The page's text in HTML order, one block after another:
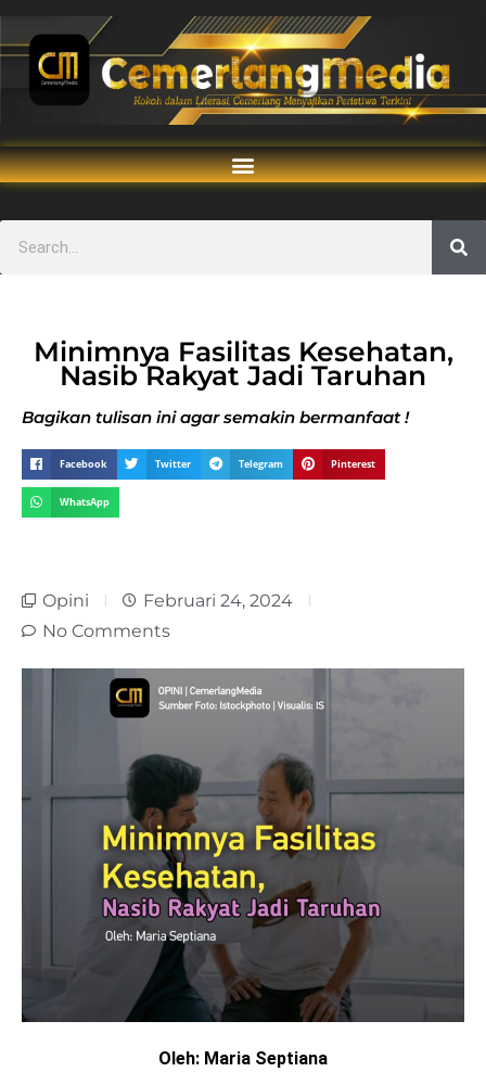
Minimnya Fasilitas Kesehatan,
Nasib Rakyat Jadi Taruhan
Bagikan tulisan ini agar semakin bermanfaat !
Facebook Twitter Telegram Pinterest
WhatsApp
Opini
Februari 24, 2024
No Comments
Oleh: Maria Septiana